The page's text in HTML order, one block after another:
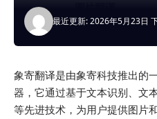
最近更新: 2026年5月23日
象寄翻译是由象寄科技推出的
器，它通过基于文本识别、文
等先进技术，为用户提供图片